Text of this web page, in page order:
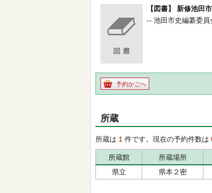
【図書】 新修池田
-- 池田市史編纂委
予約かごへ
所蔵
所蔵は 1 件です。現在の予約件数は
所蔵館 所蔵場所
県立
県本２密